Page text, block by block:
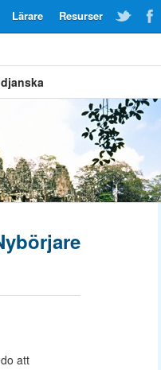
Resurser
Lärare
att